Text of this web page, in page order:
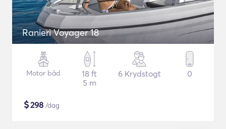
Ranieri Voyager 18
Motor båd
18 ft
5 m
6 Krydstogt 0
$298 /dag